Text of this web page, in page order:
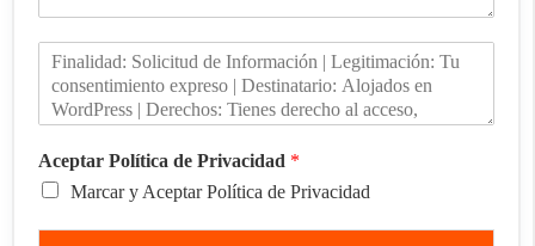
Aceptar Política de Privacidad *
Marcar y Aceptar Política de Privacidad